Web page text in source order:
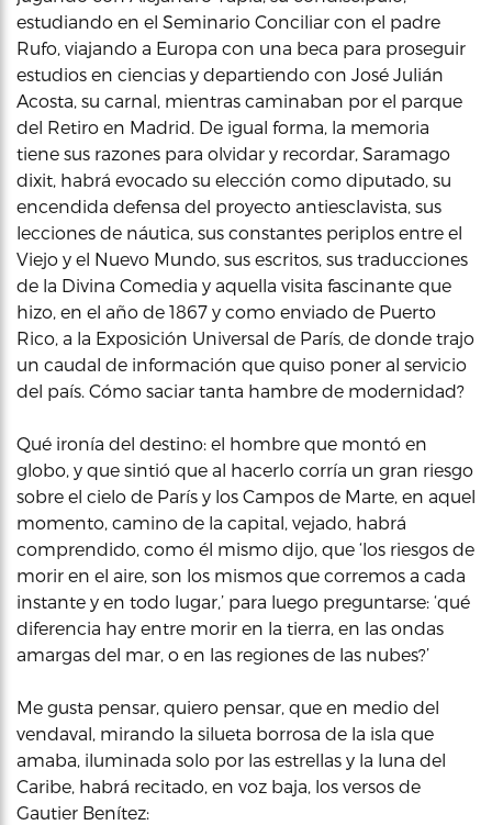
estudiando en el Seminario Conciliar con el padre
Rufo, viajando a Europa con una beca para proseguir
estudios en ciencias y departiendo con José Julián
Acosta, su carnal, mientras caminaban por el parque
del Retiro en Madrid. De igual forma, la memoria
tiene sus razones para olvidar y recordar, Saramago
dixit, habrá evocado su elección como diputado, su
encendida defensa del proyecto antiesclavista, sus
lecciones de náutica, sus constantes periplos entre el
Viejo y el Nuevo Mundo, sus escritos, sus traducciones
de la Divina Comedia y aquella visita fascinante que
hizo, en el año de 1867 y como enviado de Puerto
Rico, a la Exposición Universal de París, de donde trajo
un caudal de información que quiso poner al servicio
del país. Cómo saciar tanta hambre de modernidad?
Qué ironía del destino: el hombre que montó en
globo, y que sintió que al hacerlo corría un gran riesgo
sobre el cielo de París y los Campos de Marte, en aquel
momento, camino de la capital, vejado, habrá
comprendido, como él mismo dijo, que ‘los riesgos de
morir en el aire, son los mismos que corremos a cada
instante y en todo lugar,’ para luego preguntarse: ‘qué
diferencia hay entre morir en la tierra, en las ondas
amargas del mar, o en las regiones de las nubes?’
Me gusta pensar, quiero pensar, que en medio del
vendaval, mirando la silueta borrosa de la isla que
amaba, iluminada solo por las estrellas y la luna del
Caribe, habrá recitado, en voz baja, los versos de
Gautier Benítez: